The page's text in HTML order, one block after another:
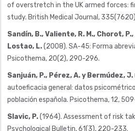
of overstretch in the UK armed forces:
study. British Medical Journal,
Sandín, B., Valiente, R. M., Chorot,
Lostao, L.(2008). SA-45: Forma
Psicothema, 20(2), 290-296.
Sanjuán, P., Pérez, A. y Bermúdez, J.
autoeficacia general: datos
población española. Psicothema, 12,
Slavic, P.(1964). Assessment of risk
Psychological Bulletin, 61(3), 220-233.